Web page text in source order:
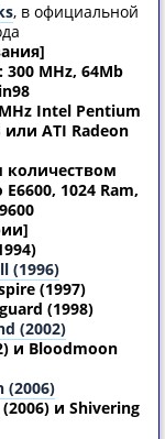
, в официальной
MHz, 64Mb
Intel Pentium
или ATI Radeon
1024 Ram,
(1996)
(1997)
(1998)
(2002)
и Bloodmoon
(2006)
и Shivering